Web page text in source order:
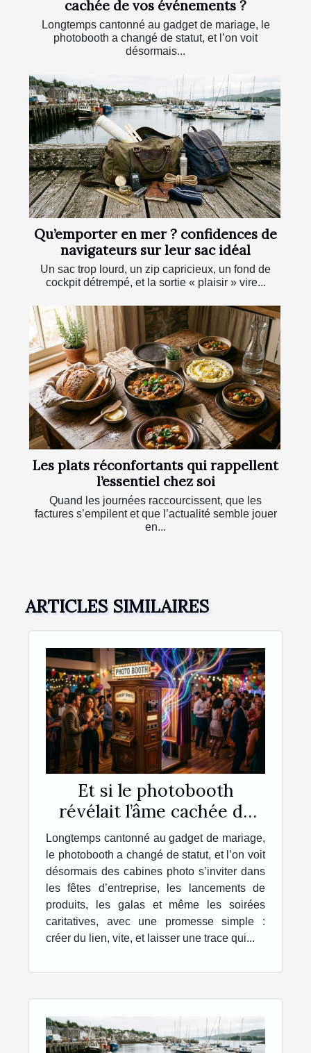
cachée de vos événements ?
Longtemps cantonné au gadget de mariage, le
photobooth a changé de statut, et l’on voit
désormais...
Qu’emporter en mer ? confidences de
navigateurs sur leur sac idéal
Un sac trop lourd, un zip capricieux, un fond de
cockpit détrempé, et la sortie « plaisir » vire...
Les plats réconfortants qui rappellent
l’essentiel chez soi
Quand les journées raccourcissent, que les
factures s’empilent et que l’actualité semble jouer
en...
ARTICLES SIMILAIRES
Et si le photobooth
révélait l’âme cachée de
vos événements ?
Longtemps cantonné au gadget de mariage,
le photobooth a changé de statut, et l’on voit
désormais des cabines photo s’inviter dans
les fêtes d’entreprise, les lancements de
produits, les galas et même les soirées
caritatives, avec une promesse simple :
créer du lien, vite, et laisser une trace qui...